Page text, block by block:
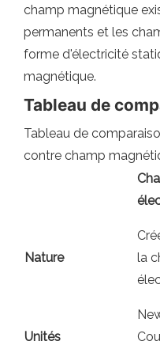
champ magnétique
permanents et les
forme d'électricité
magnétique.
Tableau de
Tableau de
contre champ
Nature
la
Unités